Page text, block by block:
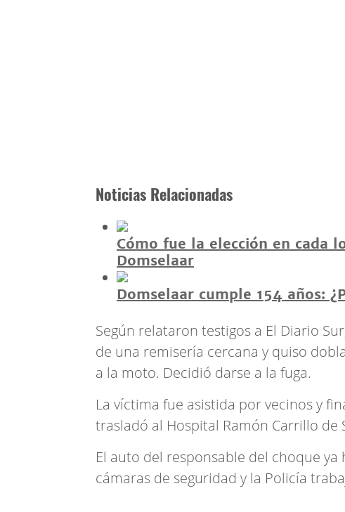
Noticias Relacionadas
Cómo fue la elección en cada
Domselaar
Domselaar cumple 154 años:
Según relataron testigos a El Diario
de una remisería cercana y quiso
a la moto. Decidió darse a la fuga.
La víctima fue asistida por vecinos y
trasladó al Hospital Ramón Carrillo de
El auto del responsable del choque
cámaras de seguridad y la Policía